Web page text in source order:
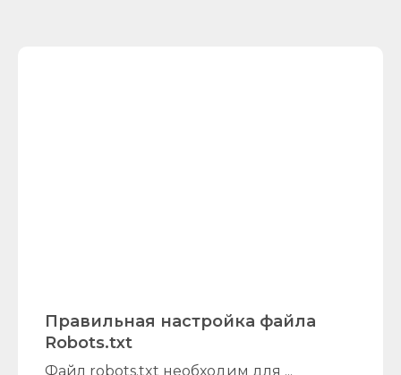
Правильная настройка файла
Robots.txt
Файл robots.txt необходим для ...